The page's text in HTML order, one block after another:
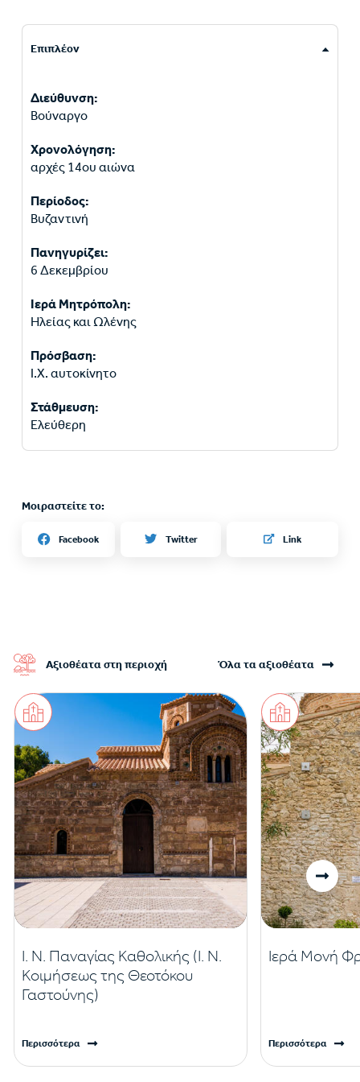
Επιπλέον
Διεύθυνση:
Βούναργο
Χρονολόγηση:
αρχές 14ου αιώνα
Περίοδος:
Βυζαντινή
Πανηγυρίζει:
6 Δεκεμβρίου
Ιερά Μητρόπολη:
Ηλείας και Ωλένης
Πρόσβαση:
Ι.Χ. αυτοκίνητο
Στάθμευση:
Ελεύθερη
Μοιραστείτε το:
Facebook Twitter Link
Αξιοθέατα στη περιοχή Όλα τα αξιοθέατα
Ι. Ν. Παναγίας Καθολικής (Ι. Ν.
Κοιμήσεως της Θεοτόκου
Γαστούνης)
Περισσότερα
Ιερά Μονή
Περισσότερα